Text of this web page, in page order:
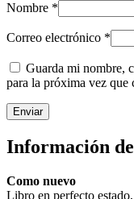
Nombre *
Correo electrónico *
Guarda mi nombre,
para la próxima vez que
Información
Como nuevo
Libro en perfecto